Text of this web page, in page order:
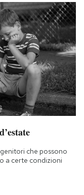
che possono
a certe condizioni